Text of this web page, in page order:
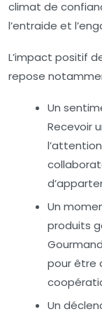
climat de
l’entraide et
L’impact positif
repose
Un
Recevoir
Un
produits
pour être
Un